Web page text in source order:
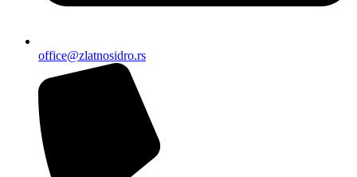
office@zlatnosidro.rs